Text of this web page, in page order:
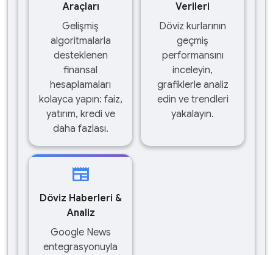
Araçları
Gelişmiş
algoritmalarla
desteklenen
finansal
hesaplamaları
kolayca yapın: faiz,
yatırım, kredi ve
daha fazlası.
Verileri
Döviz kurlarının
geçmiş
performansını
inceleyin,
grafiklerle analiz
edin ve trendleri
yakalayın.
newspaper
Döviz Haberleri &
Analiz
Google News
entegrasyonuyla